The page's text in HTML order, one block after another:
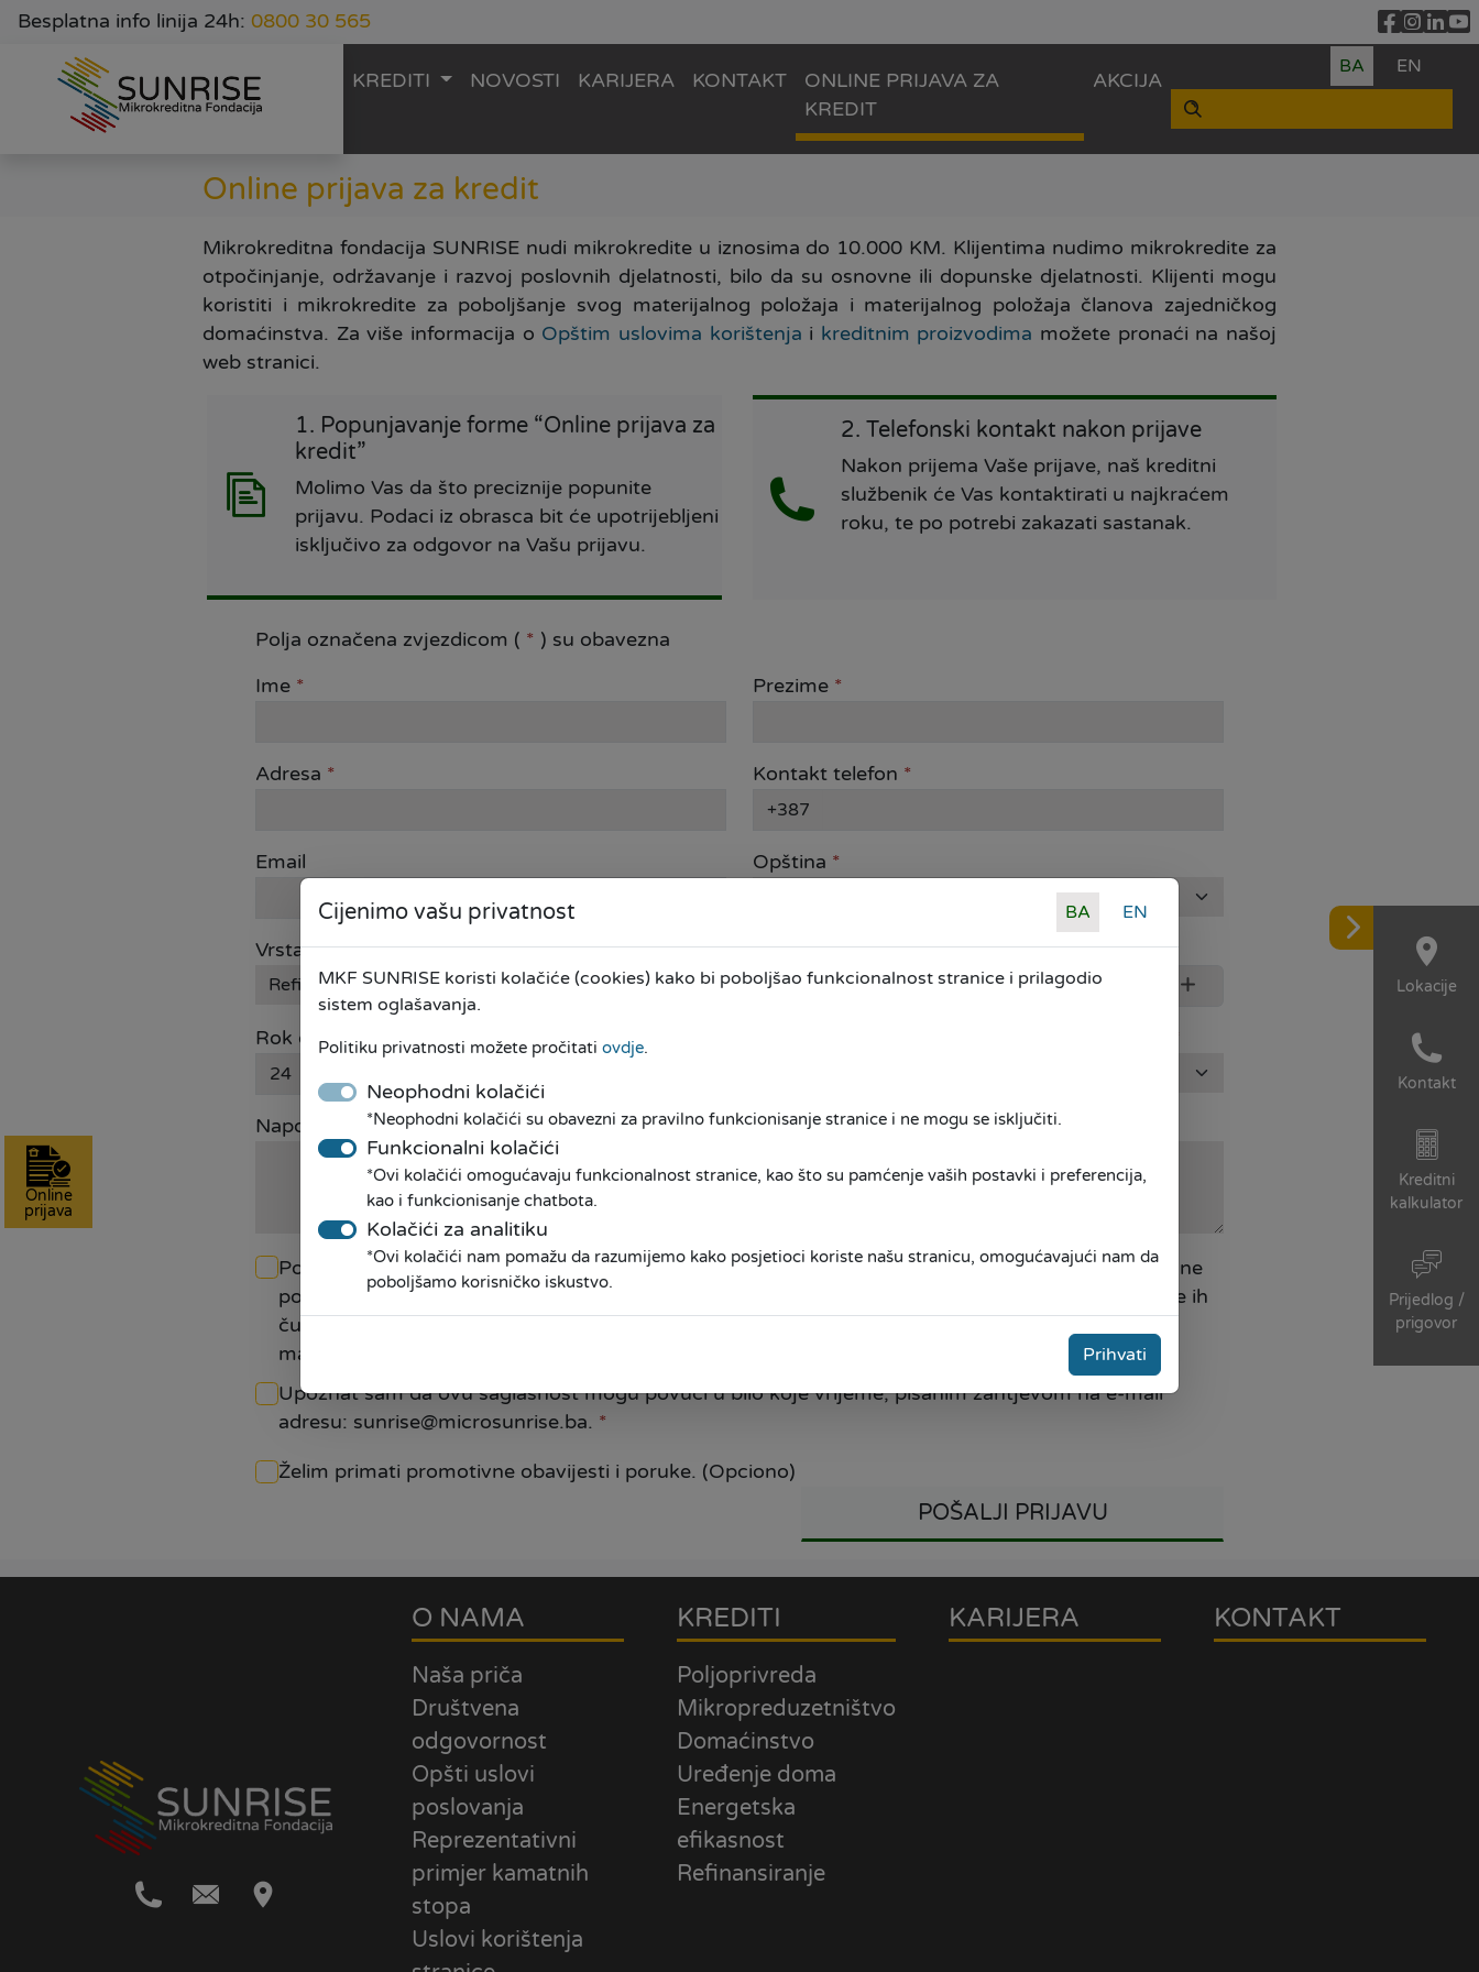
Besplatna info linija 24h: 0800 30 565
KREDITI NOVOSTI KARIJERA KONTAKT
ONLINE PRIJAVA ZA
KREDIT
AKCIJA
BA EN
Online
prijava
Lokacije
Kontakt
Kreditni
kalkulator
Prijedlog /
prigovor
Online prijava za kredit
Mikrokreditna fondacija SUNRISE nudi mikrokredite u iznosima do 10.000 KM. Klijentima nudimo mikrokredite za
otpočinjanje, održavanje i razvoj poslovnih djelatnosti, bilo da su osnovne ili dopunske djelatnosti. Klijenti mogu
koristiti i mikrokredite za poboljšanje svog materijalnog položaja i materijalnog položaja članova zajedničkog
domaćinstva. Za više informacija o Opštim uslovima korištenja i kreditnim proizvodima možete pronaći na našoj
web stranici.
1. Popunjavanje forme “Online prijava za
kredit”
Molimo Vas da što preciznije popunite
prijavu. Podaci iz obrasca bit će upotrijebljeni
isključivo za odgovor na Vašu prijavu.
2. Telefonski kontakt nakon prijave
Nakon prijema Vaše prijave, naš kreditni
službenik će Vas kontaktirati u najkraćem
roku, te po potrebi zakazati sastanak.
Polja označena zvjezdicom ( * ) su obavezna
Ime * Prezime *
Adresa * Kontakt telefon *
+387
Email Opština *
Vrsta kredita Iznos kredita
Rok otplate
Napomena
Podnošenjem ove prijave dajem izričitu saglasnost da Mikrokreditna fondacija SUNRISE moje lične
podatke iz ove prijave može obrađivati u svrhu eventualnog uspostavljanja poslovnog odnosa, te ih
čuvati do dana povlačenja ove saglasnosti i obrađivati u svrhu istraživanja, informisanja,
marketinga, te unaprijeđenje usluga i poboljšanja proizvoda.
Upoznat sam da ovu saglasnost mogu povući u bilo koje vrijeme, pisanim zahtjevom na e-mail
adresu: sunrise@microsunrise.ba. *
Želim primati promotivne obavijesti i poruke. (Opciono)
POŠALJI PRIJAVU
O NAMA
Naša priča
Društvena
odgovornost
Opšti uslovi
poslovanja
Reprezentativni
primjer kamatnih
stopa
Uslovi korištenja
KREDITI
Poljoprivreda
Mikropreduzetništvo
Domaćinstvo
Uređenje doma
Energetska
efikasnost
Refinansiranje
KARIJERA KONTAKT
Cijenimo vašu privatnost BA EN
MKF SUNRISE koristi kolačiće (cookies) kako bi poboljšao funkcionalnost stranice i prilagodio
sistem oglašavanja.
Politiku privatnosti možete pročitati ovdje.
Neophodni kolačići
*Neophodni kolačići su obavezni za pravilno funkcionisanje stranice i ne mogu se isključiti.
Funkcionalni kolačići
*Ovi kolačići omogućavaju funkcionalnost stranice, kao što su pamćenje vaših postavki i preferencija,
kao i funkcionisanje chatbota.
Kolačići za analitiku
*Ovi kolačići nam pomažu da razumijemo kako posjetioci koriste našu stranicu, omogućavajući nam da
poboljšamo korisničko iskustvo.
Prihvati